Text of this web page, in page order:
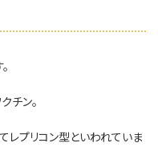
チン。
レプリコン型といわれていま